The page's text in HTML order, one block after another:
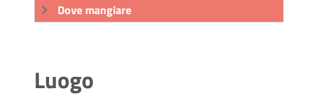
Dove mangiare
Luogo